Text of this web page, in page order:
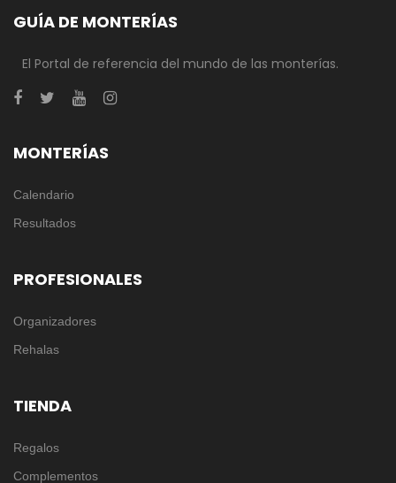
GUÍA DE MONTERÍAS
El Portal de referencia del mundo de las monterías.
MONTERÍAS
Calendario
Resultados
PROFESIONALES
Organizadores
Rehalas
TIENDA
Regalos
Complementos